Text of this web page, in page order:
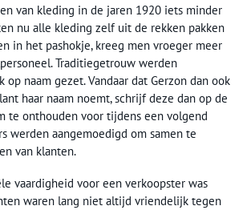
van kleding in de jaren 1920 iets minder
nu alle kleding zelf uit de rekken pakken
in het pashokje, kreeg men vroeger meer
Traditiegetrouw werden
op naam gezet. Vandaar dat Gerzon dan ook
haar naam noemt, schrijf deze dan op de
te onthouden voor tijdens een volgend
werden aangemoedigd om samen te
van klanten.
vaardigheid voor een verkoopster was
waren lang niet altijd vriendelijk tegen